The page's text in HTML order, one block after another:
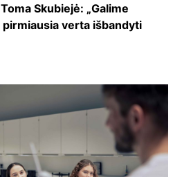
Skubiejė: „Galime
verta išbandyti